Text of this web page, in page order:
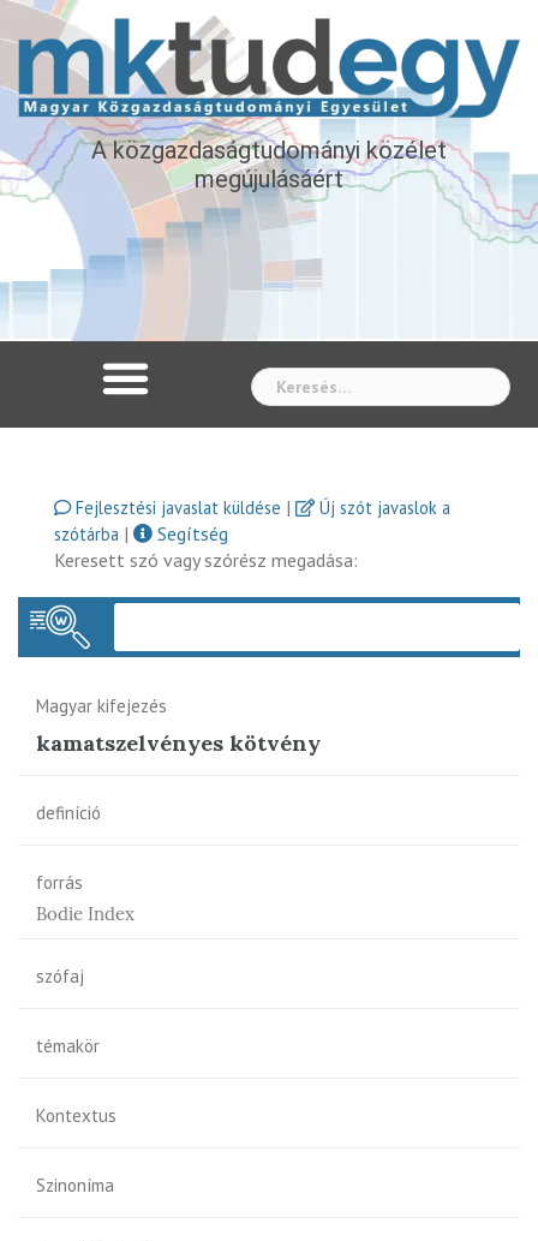
A közgazdaságtudományi közélet
megújulásáért
Fejlesztési javaslat küldése |
Új szót javaslok a
szótárba |
Segítség
Keresett szó vagy szórész megadása:
Magyar kifejezés
kamatszelvényes kötvény
definíció
forrás
Bodie Index
szófaj
témakör
Kontextus
Szinoníma